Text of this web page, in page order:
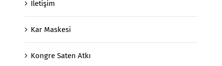
İletişim
Kar Maskesi
Kongre Saten Atkı